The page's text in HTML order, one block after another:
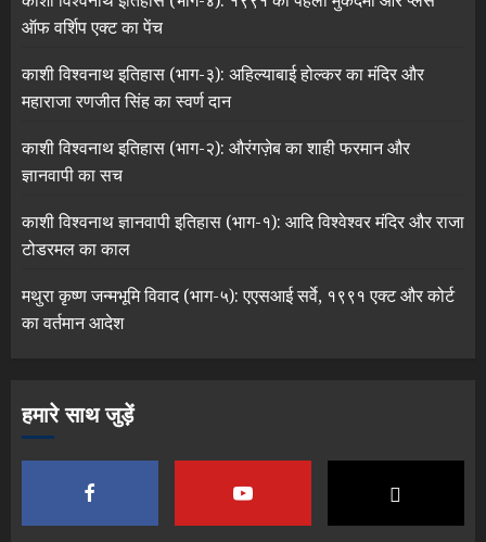
ऑफ वर्शिप एक्ट का पेंच
काशी विश्वनाथ इतिहास (भाग-३): अहिल्याबाई होल्कर का मंदिर और
महाराजा रणजीत सिंह का स्वर्ण दान
काशी विश्वनाथ इतिहास (भाग-२): औरंगज़ेब का शाही फरमान और
ज्ञानवापी का सच
काशी विश्वनाथ ज्ञानवापी इतिहास (भाग-१): आदि विश्वेश्वर मंदिर और राजा
टोडरमल का काल
मथुरा कृष्ण जन्मभूमि विवाद (भाग-५): एएसआई सर्वे, १९९१ एक्ट और कोर्ट
का वर्तमान आदेश
हमारे साथ जुड़ें